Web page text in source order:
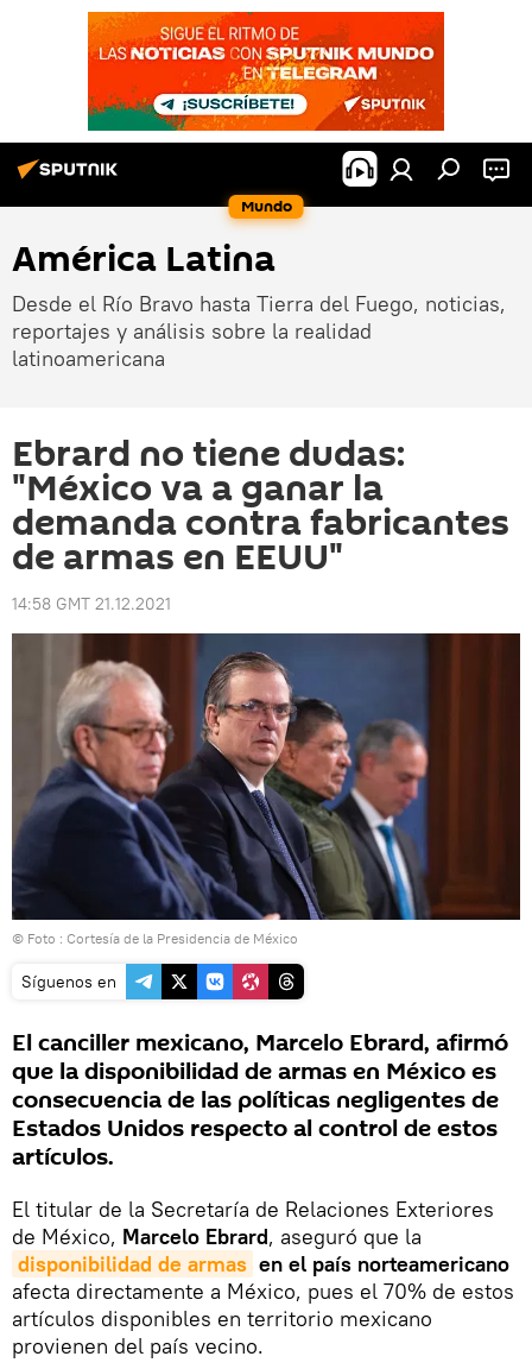
Mundo
América Latina
Desde el Río Bravo hasta Tierra del Fuego, noticias,
reportajes y análisis sobre la realidad
latinoamericana
Ebrard no tiene dudas:
"México va a ganar la
demanda contra fabricantes
de armas en EEUU"
14:58 GMT 21.12.2021
© Foto : Cortesía de la Presidencia de México
Síguenos en
El canciller mexicano, Marcelo Ebrard, afirmó
que la disponibilidad de armas en México es
consecuencia de las políticas negligentes de
Estados Unidos respecto al control de estos
artículos.
El titular de la Secretaría de Relaciones Exteriores
de México, Marcelo Ebrard, aseguró que la
disponibilidad de armas en el país norteamericano
afecta directamente a México, pues el 70% de estos
artículos disponibles en territorio mexicano
provienen del país vecino.